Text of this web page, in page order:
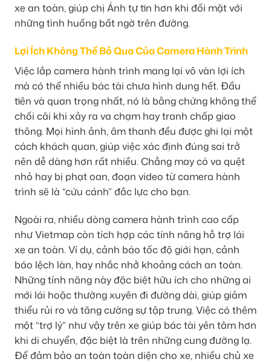
xe an toàn, giúp chị Ánh tự tin hơn khi đối mặt với
những tình huống bất ngờ trên đường.
Lợi Ích Không Thể Bỏ Qua Của Camera Hành Trình
Việc lắp camera hành trình mang lại vô vàn lợi ích
mà có thể nhiều bác tài chưa hình dung hết. Đầu
tiên và quan trọng nhất, nó là bằng chứng không thể
chối cãi khi xảy ra va chạm hay tranh chấp giao
thông. Mọi hình ảnh, âm thanh đều được ghi lại một
cách khách quan, giúp việc xác định đúng sai trở
nên dễ dàng hơn rất nhiều. Chẳng may có va quệt
nhỏ hay bị phạt oan, đoạn video từ camera hành
trình sẽ là “cứu cánh” đắc lực cho bạn.
Ngoài ra, nhiều dòng camera hành trình cao cấp
như Vietmap còn tích hợp các tính năng hỗ trợ lái
xe an toàn. Ví dụ, cảnh báo tốc độ giới hạn, cảnh
báo lệch làn, hay nhắc nhở khoảng cách an toàn.
Những tính năng này đặc biệt hữu ích cho những ai
mới lái hoặc thường xuyên đi đường dài, giúp giảm
thiểu rủi ro và tăng cường sự tập trung. Việc có thêm
một “trợ lý” như vậy trên xe giúp bác tài yên tâm hơn
khi di chuyển, đặc biệt là trên những cung đường lạ.
Để đảm bảo an toàn toàn diện cho xe, nhiều chủ xe